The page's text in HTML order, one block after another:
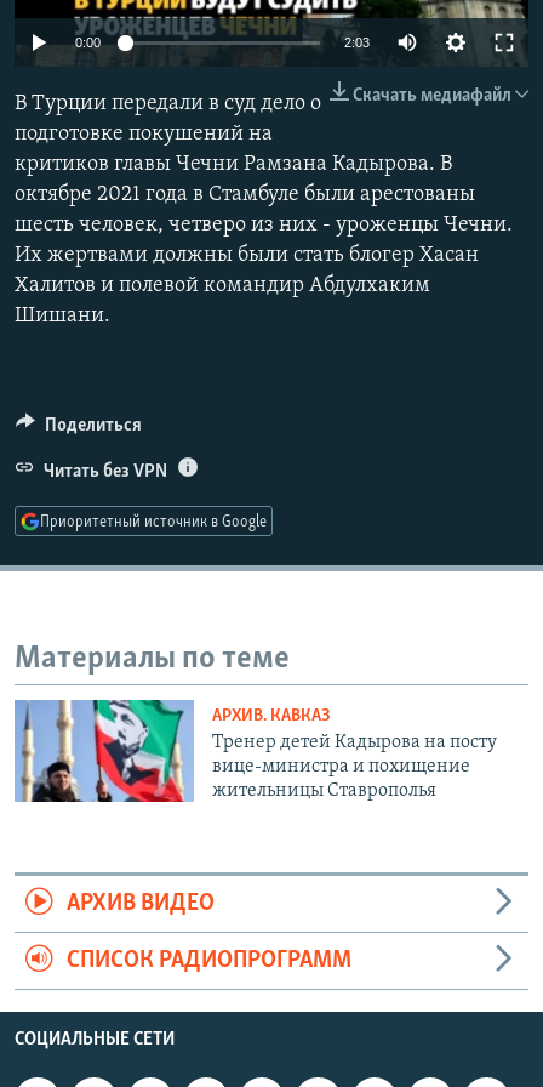
РАСПИСАНИЕ ВЕЩАНИЯ
ПОДПИШИТЕСЬ НА РАССЫЛКУ
СОЦИАЛЬНЫЕ СЕТИ
Все сайты РСЕ/РС
360p
720p 1080p
0:00 2:03
480p
1080p
Скачать медиафайл
В Турции передали в суд дело о
подготовке покушений на
критиков главы Чечни Рамзана Кадырова. В
октябре 2021 года в Стамбуле были арестованы
шесть человек, четверо из них - уроженцы Чечни.
Их жертвами должны были стать блогер Хасан
Халитов и полевой командир Абдулхаким
Шишани.
Поделиться
Читать без VPN
Приоритетный источник в Google
Материалы по теме
АРХИВ. КАВКАЗ
Тренер детей Кадырова на посту
вице-министра и похищение
жительницы Ставрополья
АРХИВ ВИДЕО
СПИСОК РАДИОПРОГРАММ
СОЦИАЛЬНЫЕ СЕТИ